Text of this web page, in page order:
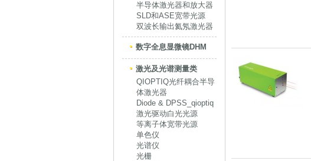
半导体激光器和放大器
SLD和ASE宽带光源
双波长输出氦氖激光器
数字全息显微镜DHM
激光及光谱测量类
QIOPTIQ光纤耦合半导
体激光器
Diode & DPSS_qioptiq
激光驱动白光光源
等离子体宽带光源
单色仪
光谱仪
光栅